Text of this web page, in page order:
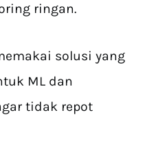
ringan.
solusi yang
ML dan
tidak repot